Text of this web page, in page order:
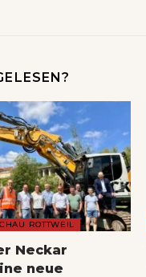
ROTTWEIL
Neckar
neue